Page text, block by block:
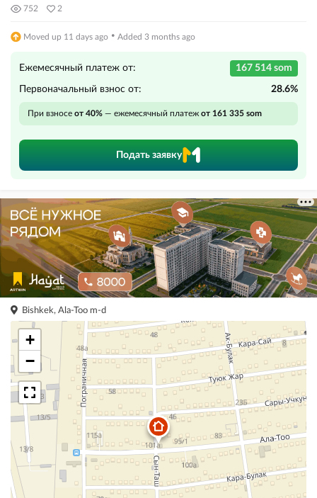
752 2
Moved up 11 days ago · Added 3 months ago
Ежемесячный платеж от: 167 514 som
Первоначальный взнос от: 28.6%
При взносе от 40% — ежемесячный платеж от 161 335 som
Подать заявку
Bishkek, Ala-Too m-d
+
−